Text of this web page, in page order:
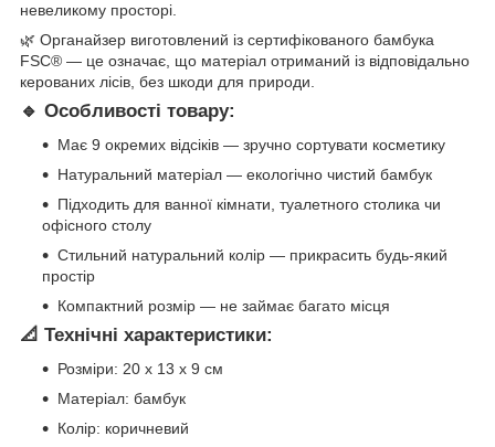
невеликому просторі.
🌿 Органайзер виготовлений із сертифікованого бамбука
FSC® — це означає, що матеріал отриманий із відповідально
керованих лісів, без шкоди для природи.
🔹 Особливості товару:
Має 9 окремих відсіків — зручно сортувати косметику
Натуральний матеріал — екологічно чистий бамбук
Підходить для ванної кімнати, туалетного столика чи
офісного столу
Стильний натуральний колір — прикрасить будь-який
простір
Компактний розмір — не займає багато місця
📐 Технічні характеристики:
Розміри: 20 x 13 x 9 см
Матеріал: бамбук
Колір: коричневий